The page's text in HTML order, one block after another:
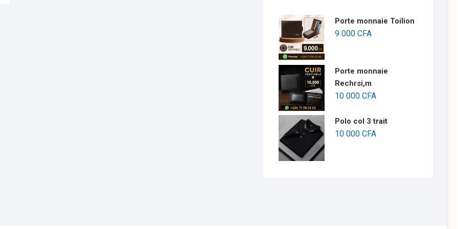
Porte monnaie Toilion
9 000 CFA
Porte monnaie
Rechrsi,m
10 000 CFA
Polo col 3 trait
10 000 CFA